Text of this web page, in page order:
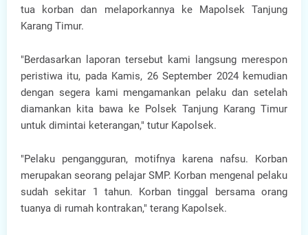
tua korban dan melaporkannya ke Mapolsek Tanjung
Karang Timur.
"Berdasarkan laporan tersebut kami langsung merespon
peristiwa itu, pada Kamis, 26 September 2024 kemudian
dengan segera kami mengamankan pelaku dan setelah
diamankan kita bawa ke Polsek Tanjung Karang Timur
untuk dimintai keterangan," tutur Kapolsek.
"Pelaku pengangguran, motifnya karena nafsu. Korban
merupakan seorang pelajar SMP. Korban mengenal pelaku
sudah sekitar 1 tahun. Korban tinggal bersama orang
tuanya di rumah kontrakan," terang Kapolsek.